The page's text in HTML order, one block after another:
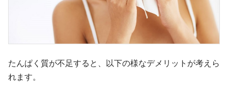
たんぱく質が不足すると、以下の様なデメリットが考えら
れます。